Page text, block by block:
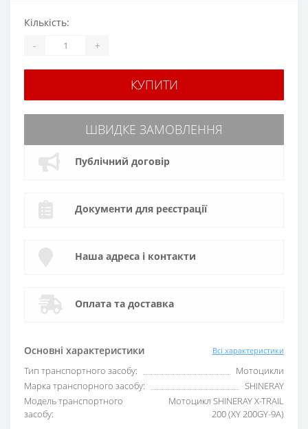
Основні характеристики Всі характеристики
Тип транспортного засобу:
Мотоцикли
Марка транспорного засобу:
SHINERAY
Модель транспортного
засобу:
Мотоцикл SHINERAY X-TRAIL
200 (XY 200GY-9A)
Кількість:
- +
КУПИТИ
ШВИДКЕ ЗАМОВЛЕННЯ
Публічний договір
Документи для реєстрації
Наша адреса і контакти
Оплата та доставка